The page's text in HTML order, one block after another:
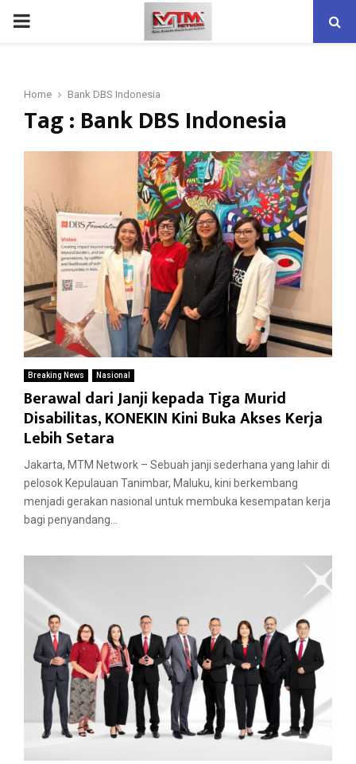
PRIMARY
Home Bank DBS Indonesia
Tag : Bank DBS Indonesia
Breaking News Nasional
Berawal dari Janji kepada Tiga Murid
Disabilitas, KONEKIN Kini Buka Akses Kerja
Lebih Setara
Jakarta, MTM Network – Sebuah janji sederhana yang lahir di
pelosok Kepulauan Tanimbar, Maluku, kini berkembang
menjadi gerakan nasional untuk membuka kesempatan kerja
bagi penyandang...